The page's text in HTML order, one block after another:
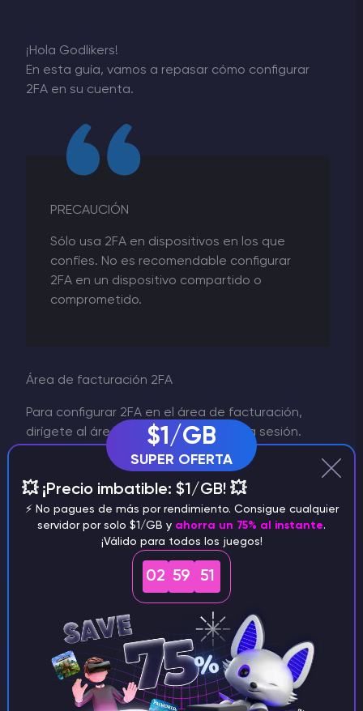
¡Hola Godlikers!
En esta guía, vamos a repasar cómo configurar
2FA en su cuenta.
PRECAUCIÓN
Sólo usa 2FA en dispositivos en los que
confíes. No es recomendable configurar
2FA en un dispositivo compartido o
comprometido.
Área de facturación 2FA
Para configurar 2FA en el área de facturación,
dirígete al área de facturación e inicia sesión.
A continuación, dirígete a Configuración de
seguridad, que encontrarás aquí:
A continuación, siga las instrucciones que
aparecen en pantalla. Tendrás que descargar
Google Authenticator o DUO de la tienda de
$1/GB
SUPER OFERTA
💥 ¡Precio imbatible: $1/GB! 💥
⚡️ No pagues de más por rendimiento. Consigue cualquier
servidor por solo $1/GB y ahorra un 75% al instante.
¡Válido para todos los juegos!
02 59 51